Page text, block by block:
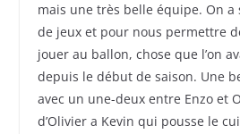
mais une très belle équipe. On a
de jeux et pour nous permettre
jouer au ballon, chose que l’on
depuis le début de saison. Une
avec un une-deux entre Enzo et
d’Olivier a Kevin qui pousse le